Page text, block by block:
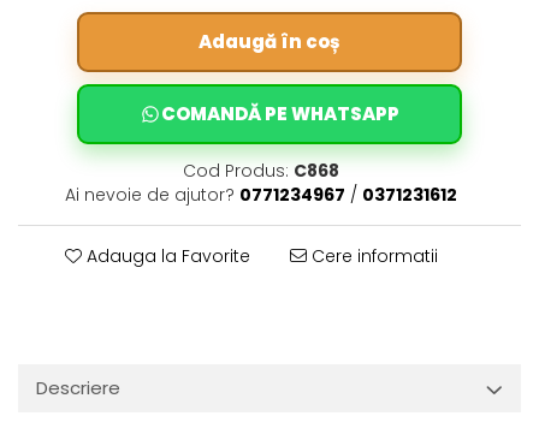
Adaugă în coș
COMANDĂ PE WHATSAPP
Cod Produs: C868
Ai nevoie de ajutor? 0771234967 / 0371231612
Adauga la Favorite Cere informatii
Descriere